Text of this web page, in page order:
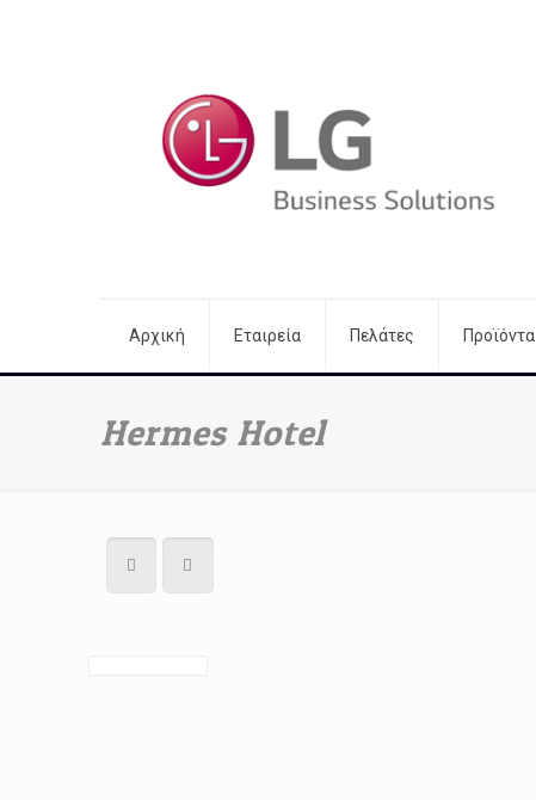
Αρχική Εταιρεία Πελάτες Προϊόντα
Hermes Hotel